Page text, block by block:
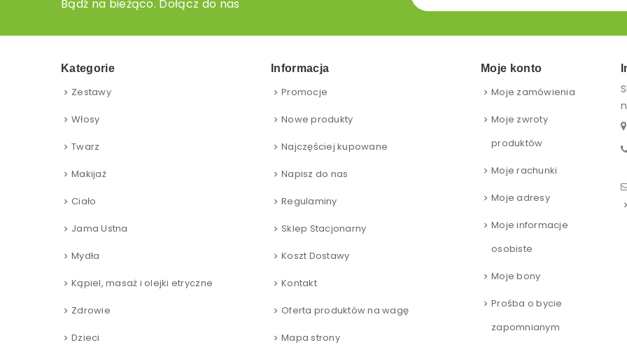
Bądź na bieżąco. Dołącz do nas
Kategorie
Zestawy
Włosy
Twarz
Makijaż
Ciało
Jama Ustna
Mydła
Kąpiel, masaż i olejki etryczne
Zdrowie
Dzieci
Informacja
Promocje
Nowe produkty
Najczęściej kupowane
Napisz do nas
Regulaminy
Sklep Stacjonarny
Koszt Dostawy
Kontakt
Oferta produktów na wagę
Mapa strony
Moje konto
Moje zamówienia
Moje zwroty
produktów
Moje rachunki
Moje adresy
Moje informacje
osobiste
Moje bony
Prośba o bycie
zapomnianym